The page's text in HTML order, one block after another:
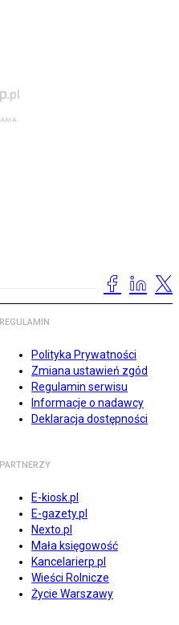
REGULAMIN
Polityka Prywatności
Zmiana ustawień zgód
Regulamin serwisu
Informacje o nadawcy
Deklaracja dostępności
PARTNERZY
E-kiosk.pl
E-gazety.pl
Nexto.pl
Mała księgowość
Kancelarierp.pl
Wieści Rolnicze
Życie Warszawy